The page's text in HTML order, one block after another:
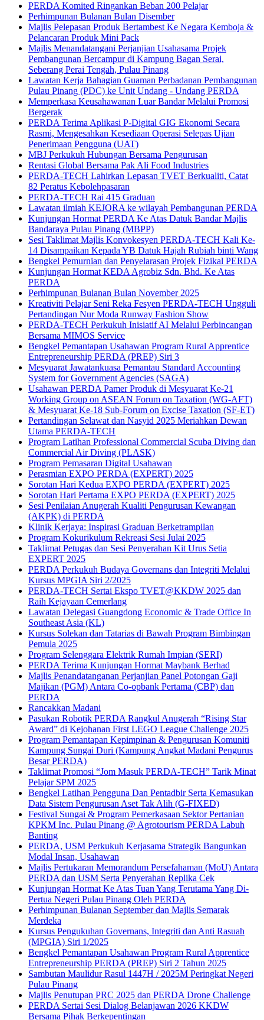
PERDA Komited Ringankan Beban 200 Pelajar
Perhimpunan Bulanan Bulan Disember
Majlis Pelepasan Produk Bertambest Ke Negara Kemboja &
Pelancaran Produk Mini Pack
Majlis Menandatangani Perjanjian Usahasama Projek
Pembangunan Bercampur di Kampung Bagan Serai,
Seberang Perai Tengah, Pulau Pinang
Lawatan Kerja Bahagian Guaman Perbadanan Pembangunan
Pulau Pinang (PDC) ke Unit Undang - Undang PERDA
Memperkasa Keusahawanan Luar Bandar Melalui Promosi
Bergerak
PERDA Terima Aplikasi P-Digital GIG Ekonomi Secara
Rasmi, Mengesahkan Kesediaan Operasi Selepas Ujian
Penerimaan Pengguna (UAT)
MBJ Perkukuh Hubungan Bersama Pengurusan
Rentasi Global Bersama Pak Ali Food Industries
PERDA-TECH Lahirkan Lepasan TVET Berkualiti, Catat
82 Peratus Kebolehpasaran
PERDA-TECH Rai 415 Graduan
Lawatan ilmiah KEJORA ke wilayah Pembangunan PERDA
Kunjungan Hormat PERDA Ke Atas Datuk Bandar Majlis
Bandaraya Pulau Pinang (MBPP)
Sesi Taklimat Majlis Konvokesyen PERDA-TECH Kali Ke-
14 Disampaikan Kepada YB Datuk Hajah Rubiah binti Wang
Bengkel Pemurnian dan Penyelarasan Projek Fizikal PERDA
Kunjungan Hormat KEDA Agrobiz Sdn. Bhd. Ke Atas
PERDA
Perhimpunan Bulanan Bulan November 2025
Kreativiti Pelajar Seni Reka Fesyen PERDA-TECH Ungguli
Pertandingan Nur Moda Runway Fashion Show
PERDA-TECH Perkukuh Inisiatif AI Melalui Perbincangan
Bersama MIMOS Service
Bengkel Pemantapan Usahawan Program Rural Apprentice
Entrepreneurship PERDA (PREP) Siri 3
Mesyuarat Jawatankuasa Pemantau Standard Accounting
System for Government Agencies (SAGA)
Usahawan PERDA Pamer Produk di Mesyuarat Ke-21
Working Group on ASEAN Forum on Taxation (WG-AFT)
& Mesyuarat Ke-18 Sub-Forum on Excise Taxation (SF-ET)
Pertandingan Selawat dan Nasyid 2025 Meriahkan Dewan
Utama PERDA-TECH
Program Latihan Professional Commercial Scuba Diving dan
Commercial Air Diving (PLASK)
Program Pemasaran Digital Usahawan
Perasmian EXPO PERDA (EXPERT) 2025
Sorotan Hari Kedua EXPO PERDA (EXPERT) 2025
Sorotan Hari Pertama EXPO PERDA (EXPERT) 2025
Sesi Penilaian Anugerah Kualiti Pengurusan Kewangan
(AKPK) di PERDA
Klinik Kerjaya: Inspirasi Graduan Berketrampilan
Program Kokurikulum Rekreasi Sesi Julai 2025
Taklimat Petugas dan Sesi Penyerahan Kit Urus Setia
EXPERT 2025
PERDA Perkukuh Budaya Governans dan Integriti Melalui
Kursus MPGIA Siri 2/2025
PERDA-TECH Sertai Ekspo TVET@KKDW 2025 dan
Raih Kejayaan Cemerlang
Lawatan Delegasi Guangdong Economic & Trade Office In
Southeast Asia (KL)
Kursus Solekan dan Tatarias di Bawah Program Bimbingan
Pemula 2025
Program Selenggara Elektrik Rumah Impian (SERI)
PERDA Terima Kunjungan Hormat Maybank Berhad
Majlis Penandatanganan Perjanjian Panel Potongan Gaji
Majikan (PGM) Antara Co-opbank Pertama (CBP) dan
PERDA
Rancakkan Madani
Pasukan Robotik PERDA Rangkul Anugerah “Rising Star
Award” di Kejohanan First LEGO League Challenge 2025
Program Pemantapan Kepimpinan & Pengurusan Komuniti
Kampung Sungai Duri (Kampung Angkat Madani Pengurus
Besar PERDA)
Taklimat Promosi “Jom Masuk PERDA-TECH” Tarik Minat
Pelajar SPM 2025
Bengkel Latihan Pengguna Dan Pentadbir Serta Kemasukan
Data Sistem Pengurusan Aset Tak Alih (G-FIXED)
Festival Sungai & Program Pemerkasaan Sektor Pertanian
KPKM Inc. Pulau Pinang @ Agrotourism PERDA Labuh
Banting
PERDA, USM Perkukuh Kerjasama Strategik Bangunkan
Modal Insan, Usahawan
Majlis Pertukaran Memorandum Persefahaman (MoU) Antara
PERDA dan USM Serta Penyerahan Replika Cek
Kunjungan Hormat Ke Atas Tuan Yang Terutama Yang Di-
Pertua Negeri Pulau Pinang Oleh PERDA
Perhimpunan Bulanan September dan Majlis Semarak
Merdeka
Kursus Pengukuhan Governans, Integriti dan Anti Rasuah
(MPGIA) Siri 1/2025
Bengkel Pemantapan Usahawan Program Rural Apprentice
Entrepreneurship PERDA (PREP) Siri 2 Tahun 2025
Sambutan Maulidur Rasul 1447H / 2025M Peringkat Negeri
Pulau Pinang
Majlis Penutupan PRC 2025 dan PERDA Drone Challenge
PERDA Sertai Sesi Dialog Belanjawan 2026 KKDW
Bersama Pihak Berkepentingan